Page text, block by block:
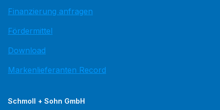
Finanzierung anfragen
Fördermittel
Download
Markenlieferanten Record
Schmoll + Sohn GmbH